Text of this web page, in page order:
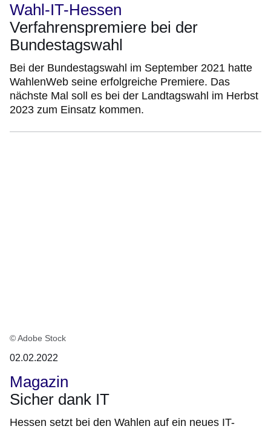
Wahl-IT-Hessen
Verfahrenspremiere bei der
Bundestagswahl
Bei der Bundestagswahl im September 2021 hatte
WahlenWeb seine erfolgreiche Premiere. Das
nächste Mal soll es bei der Landtagswahl im Herbst
2023 zum Einsatz kommen.
© Adobe Stock
02.02.2022
Magazin
Sicher dank IT
Hessen setzt bei den Wahlen auf ein neues IT-